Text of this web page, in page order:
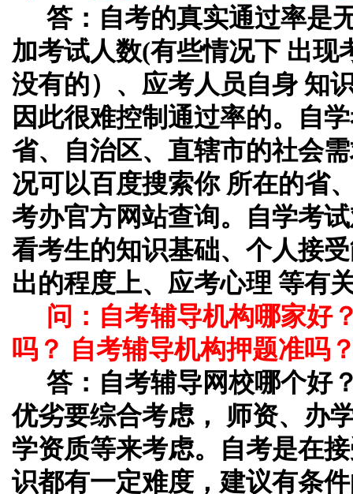
答：自考的真实通过率是
加考试人数(有些情况下 出现
没有的）、应考人员自身 知
因此很难控制通过率的。自
省、自治区、直辖市的社会
况可以百度搜索你 所在的省
考办官方网站查询。自学考
看考生的知识基础、个人接
出的程度上、应考心理 等有
问：自考辅导机构哪家好
吗？ 自考辅导机构押题准吗
答：自考辅导网校哪个好
优劣要综合考虑， 师资、办
学资质等来考虑。自考是在
识都有一定难度，建议有条